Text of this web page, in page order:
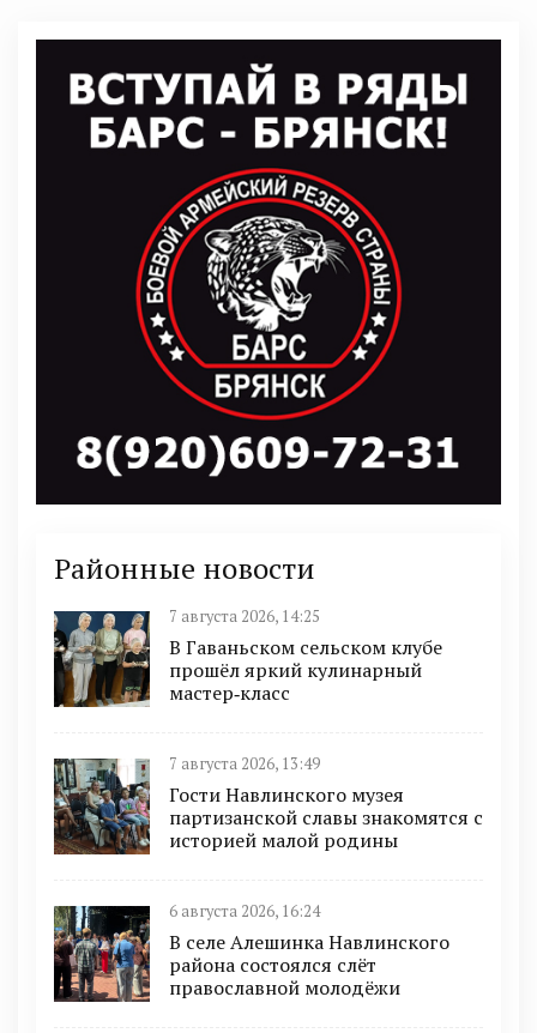
Районные новости
7 августа 2026, 14:25
В Гаваньском сельском клубе
прошёл яркий кулинарный
мастер‑класс
7 августа 2026, 13:49
Гости Навлинского музея
партизанской славы знакомятся с
историей малой родины
6 августа 2026, 16:24
В селе Алешинка Навлинского
района состоялся слёт
православной молодёжи